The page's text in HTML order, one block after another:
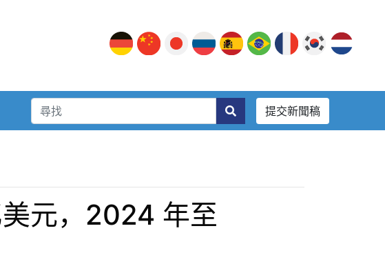
提交新聞稿
元，2024 年至